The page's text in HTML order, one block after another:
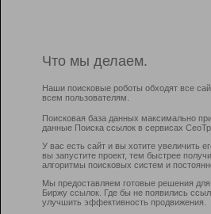
Что мы делаем.
Наши поисковые роботы обходят все
всем пользователям.
Поисковая база данных максимально
данные Поиска ссылок в сервисах
У вас есть сайт и вы хотите увеличить
вы запустите проект, тем быстрее
алгоритмы поисковых систем и
Мы предоставляем готовые решения
Биржу ссылок. Где бы не появились
улучшить эффективность продвижения.